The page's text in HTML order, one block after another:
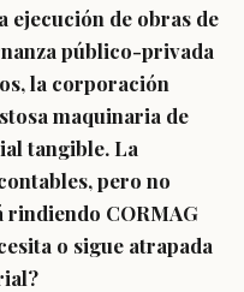
ejecución de obras de
público-privada
la corporación
maquinaria de
tangible. La
pero no
rindiendo CORMAG
o sigue atrapada